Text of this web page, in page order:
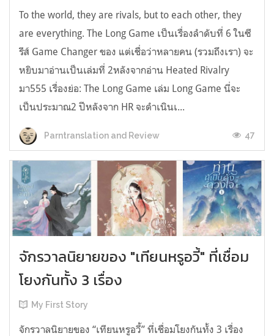
To the world, they are rivals, but to each other, they
are everything. The Long Game เป็นเรื่องลำดับที่ 6 ในซี
รีส์ Game Changer ของ แต่เชื่อว่าหลายคน (รวมถึงเรา) จะ
หยิบมาอ่านเป็นเล่มที่ 2หลังจากอ่าน Heated Rivalry
มา555 เรื่องย่อ: The Long Game เล่ม Long Game นี่จะ
เป็นประมาณ2 ปีหลังจาก HR จะดำเนินเ...
Parntranslation and Review 47
จักรวาลนิยายของ "เทียนหรูอวี้" ที่เชื่อม
โยงกันทั้ง 3 เรื่อง
My First Story
จักรวาลนิยายของ “เทียนหรูอวี้” ที่เชื่อมโยงกันทั้ง 3 เรื่อง